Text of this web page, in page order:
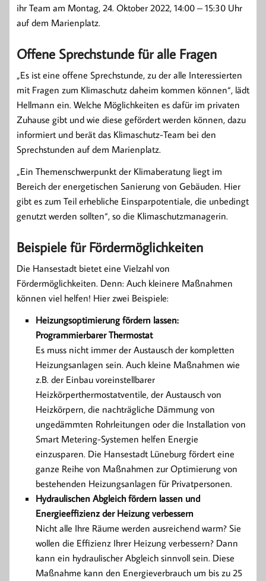
ihr Team am Montag, 24. Oktober 2022, 14:00 – 15:30 Uhr
auf dem Marienplatz.
Offene Sprechstunde für alle Fragen
„Es ist eine offene Sprechstunde, zu der alle Interessierten
mit Fragen zum Klimaschutz daheim kommen können“, lädt
Hellmann ein. Welche Möglichkeiten es dafür im privaten
Zuhause gibt und wie diese gefördert werden können, dazu
informiert und berät das Klimaschutz-Team bei den
Sprechstunden auf dem Marienplatz.
„Ein Themenschwerpunkt der Klimaberatung liegt im
Bereich der energetischen Sanierung von Gebäuden. Hier
gibt es zum Teil erhebliche Einsparpotentiale, die unbedingt
genutzt werden sollten“, so die Klimaschutzmanagerin.
Beispiele für Fördermöglichkeiten
Die Hansestadt bietet eine Vielzahl von
Fördermöglichkeiten. Denn: Auch kleinere Maßnahmen
können viel helfen! Hier zwei Beispiele:
Heizungsoptimierung fördern lassen:
Programmierbarer Thermostat
Es muss nicht immer der Austausch der kompletten
Heizungsanlagen sein. Auch kleine Maßnahmen wie
z.B. der Einbau voreinstellbarer
Heizkörperthermostatventile, der Austausch von
Heizkörpern, die nachträgliche Dämmung von
ungedämmten Rohrleitungen oder die Installation von
Smart Metering-Systemen helfen Energie
einzusparen. Die Hansestadt Lüneburg fördert eine
ganze Reihe von Maßnahmen zur Optimierung von
bestehenden Heizungsanlagen für Privatpersonen.
Hydraulischen Abgleich fördern lassen und
Energieeffizienz der Heizung verbessern
Nicht alle Ihre Räume werden ausreichend warm? Sie
wollen die Effizienz Ihrer Heizung verbessern? Dann
kann ein hydraulischer Abgleich sinnvoll sein. Diese
Maßnahme kann den Energieverbrauch um bis zu 25